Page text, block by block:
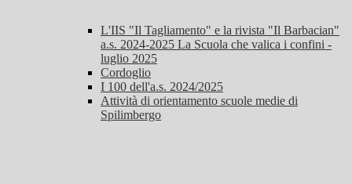
L'IIS "Il Tagliamento" e la rivista "Il Barbacian"
a.s. 2024-2025 La Scuola che valica i confini -
luglio 2025
Cordoglio
I 100 dell'a.s. 2024/2025
Attività di orientamento scuole medie di
Spilimbergo